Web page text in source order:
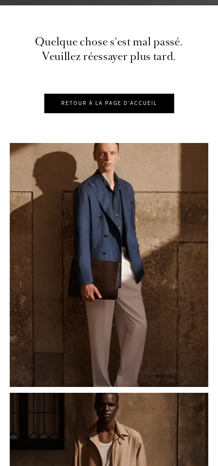
Quelque chose s'est mal passé.
Veuillez réessayer plus tard.
RETOUR À LA PAGE D'ACCUEIL